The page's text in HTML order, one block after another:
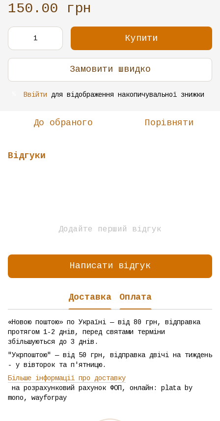
150.00 грн
Купити
Замовити швидко
Ввійти для відображення накопичувальної знижки
До обраного Порівняти
Відгуки
Додайте перший відгук
Написати відгук
Доставка Оплата
«Новою поштою» по Україні — від 80 грн, відправка
протягом 1-2 днів, перед святами терміни
збільшуються до 3 днів.
"Укрпоштою" — від 50 грн, відправка двічі на тиждень
- у вівторок та п'ятницю.
Більше інформації про доставку
на розрахунковий рахунок ФОП, онлайн: plata by
mono, wayforpay